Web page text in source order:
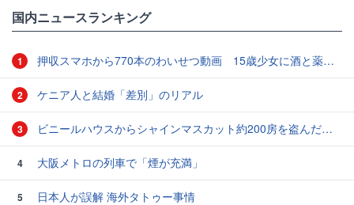
国内ニュースランキング
1 押収スマホから770本のわいせつ動画 15歳少女に酒と薬飲ませ性的暴行か 54歳男を再逮捕 「薬もありますよ」とSNSで誘い出し
2 ケニア人と結婚「差別」のリアル
3 ビニールハウスからシャインマスカット約200房を盗んだ疑い ネットで販売か 無職の男（42）逮捕 岡山県警
4 大阪メトロの列車で「煙が充満」
5
日本人が誤解 海外タトゥー事情